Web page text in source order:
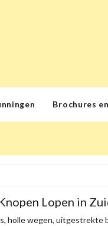
Brochures
Lopen in
holle wegen,